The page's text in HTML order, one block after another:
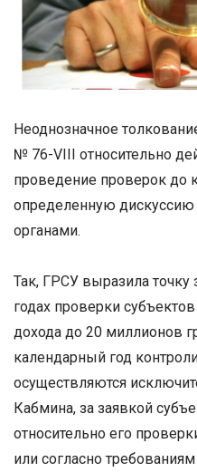
Неоднозначное
№ 76-VIII относительно
проведение проверок до
определенную
органами.
Так, ГРСУ выразила точку
годах проверки
дохода до 20 миллионов
календарный год
осуществляются
Кабмина, за заявкой
относительно его
или согласно